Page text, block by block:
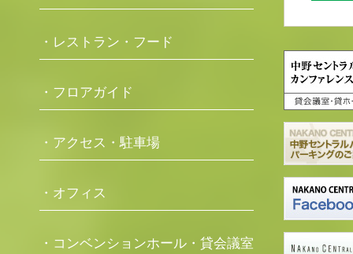
・レストラン・フード
・フロアガイド
・アクセス・駐車場
・オフィス
・コンベンションホール・貸会議室